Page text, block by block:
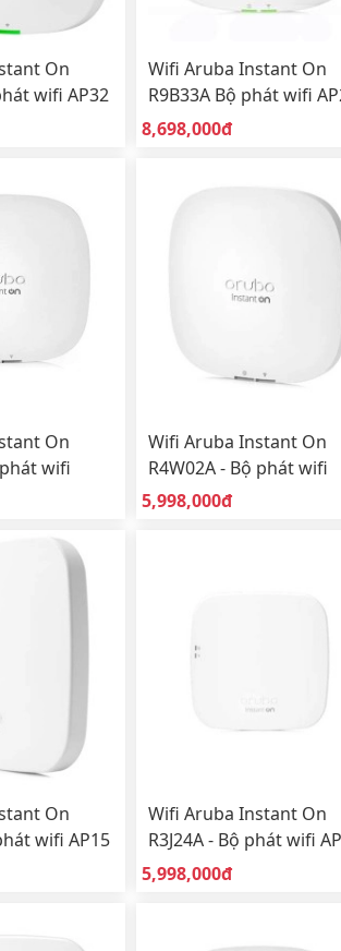
On
wifi AP32
Wifi Aruba Instant On
R9B33A Bộ phát wifi
Wifi 6, sử dụng trong
Giá bán:
8,698,000đ
On
wifi
dụng trong
Wifi Aruba Instant On
R4W02A - Bộ phát wifi
AP22 Wifi 6 sử dụng
Giá bán:
5,998,000đ
On
wifi AP15
nhà
Wifi Aruba Instant On
R3J24A - Bộ phát wifi
sử dụng trong nhà
Giá bán:
5,998,000đ